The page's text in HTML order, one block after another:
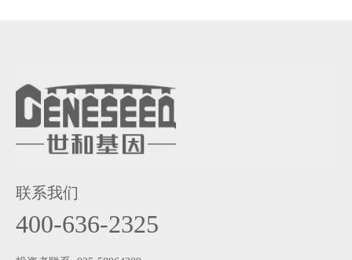
联系我们
400-636-2325